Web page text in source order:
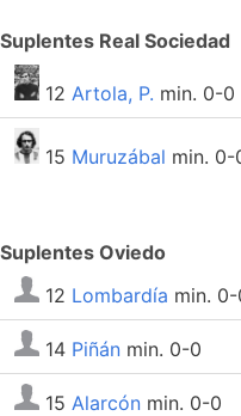
Suplentes Real Sociedad
12 Artola, P. min. 0-0
15 Muruzábal min. 0-
Suplentes Oviedo
12 Lombardía min. 0-
14 Piñán min. 0-0
15 Alarcón min. 0-0